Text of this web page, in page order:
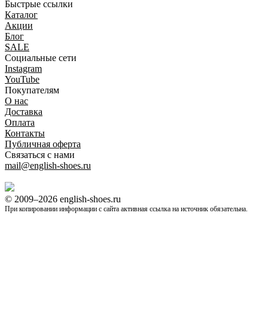
Быстрые ссылки
Каталог
Акции
Блог
SALE
Социальные сети
Instagram
YouTube
Покупателям
O нас
Доставка
Оплата
Контакты
Публичная оферта
Связаться с нами
mail@english-shoes.ru
© 2009–2026 english-shoes.ru
При копировании информации с сайта активная ссылка на источник обязательна.